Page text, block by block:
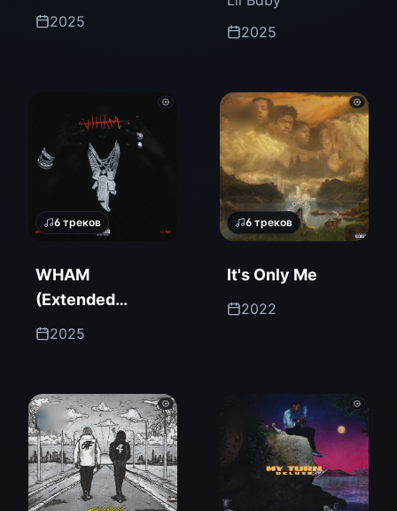
2025
2025
6 треков
WHAM
(Extended
Version)
2025
6 треков
It's Only Me
2022